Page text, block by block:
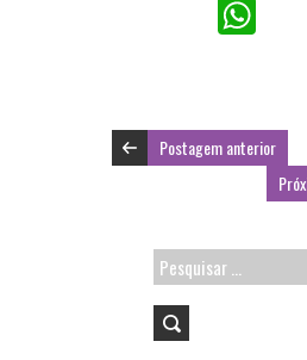
o
k
A
p
p
Postagem anterior
Pesquisar
por: